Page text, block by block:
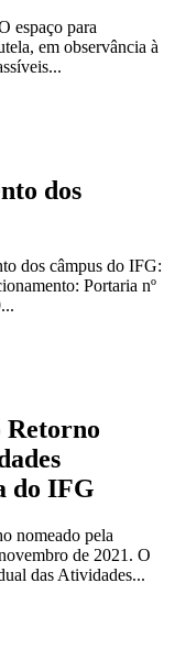
para
em observância à
dos
dos câmpus do IFG:
Portaria nº
Retorno
do IFG
nomeado pela
de 2021. O
das Atividades...